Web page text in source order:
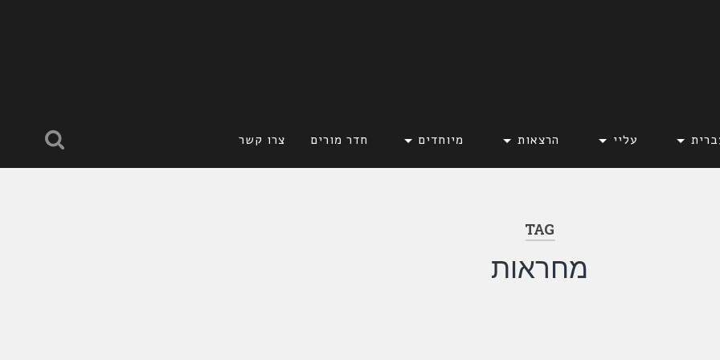
עליי הרצאות מיוחדים חדר מורים צרו קשר
TAG
מחראות